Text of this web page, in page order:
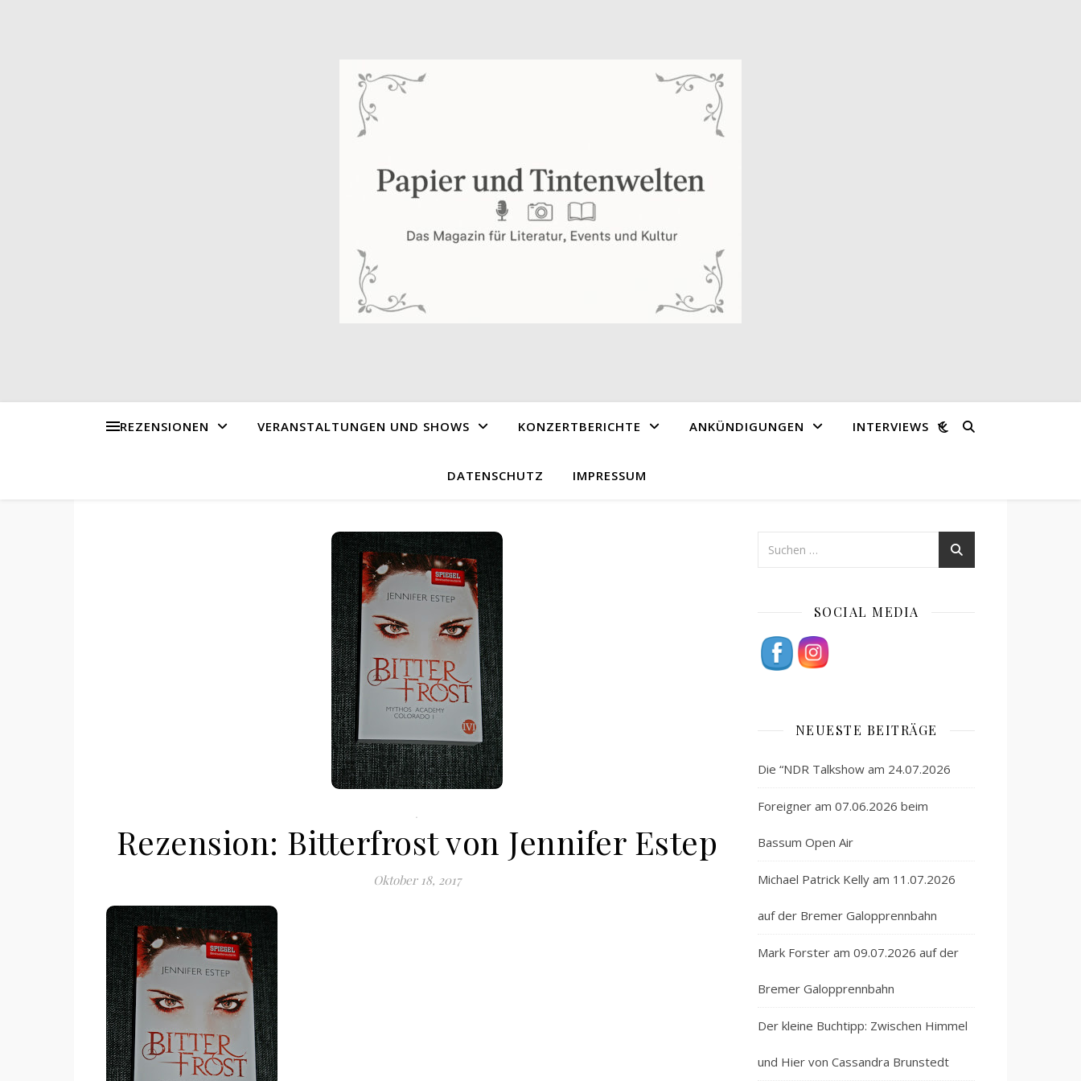
REZENSIONEN VERANSTALTUNGEN UND SHOWS KONZERTBERICHTE ANKÜNDIGUNGEN INTERVIEWS
DATENSCHUTZ IMPRESSUM
.
Rezension: Bitterfrost von Jennifer Estep
Oktober 18, 2017
SOCIAL MEDIA
NEUESTE BEITRÄGE
Die “NDR Talkshow am 24.07.2026
Foreigner am 07.06.2026 beim
Bassum Open Air
Michael Patrick Kelly am 11.07.2026
auf der Bremer Galopprennbahn
Mark Forster am 09.07.2026 auf der
Bremer Galopprennbahn
Der kleine Buchtipp: Zwischen Himmel
und Hier von Cassandra Brunstedt